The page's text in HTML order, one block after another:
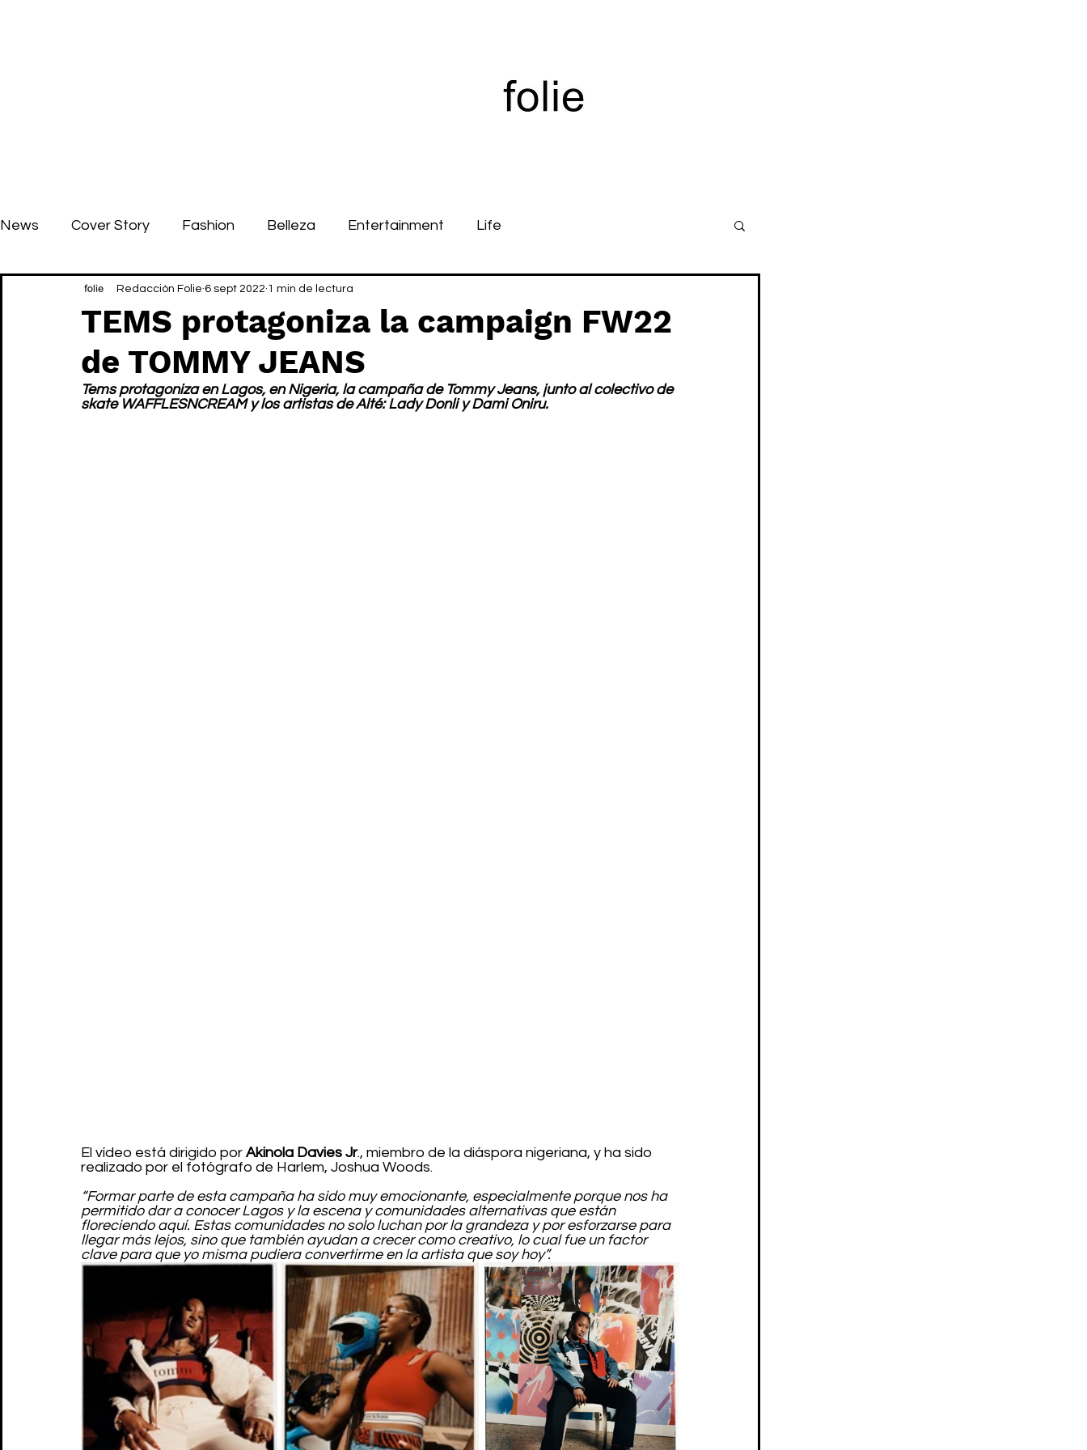
News Cover Story Fashion Belleza Entertainment Life
TEMS protagoniza la campaign FW22
de TOMMY JEANS
Redacción Folie 6 sept 2022 1 min de lectura
Tems protagoniza en Lagos, en Nigeria, la campaña de Tommy Jeans, junto al colectivo de
skate WAFFLESNCREAM y los artistas de Alté: Lady Donli y Dami Oniru.
El vídeo está dirigido por Akinola Davies Jr., miembro de la diáspora nigeriana, y ha sido
realizado por el fotógrafo de Harlem, Joshua Woods.
“Formar parte de esta campaña ha sido muy emocionante, especialmente porque nos ha
permitido dar a conocer Lagos y la escena y comunidades alternativas que están
floreciendo aquí. Estas comunidades no solo luchan por la grandeza y por esforzarse para
llegar más lejos, sino que también ayudan a crecer como creativo, lo cual fue un factor
clave para que yo misma pudiera convertirme en la artista que soy hoy”.